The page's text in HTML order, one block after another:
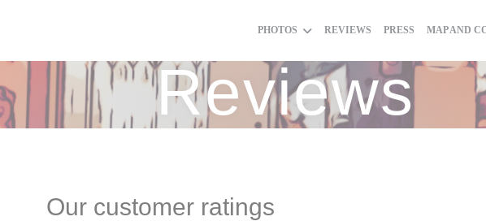
PHOTOS REVIEWS PRESS MAP AND
Reviews
Our customer ratings